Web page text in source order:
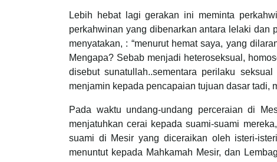
Lebih hebat lagi gerakan ini meminta
perkahwinan yang dibenarkan antara lelaki dan
menyatakan, : “menurut hemat saya, yang
Mengapa? Sebab menjadi heteroseksual,
disebut sunatullah..sementara perilaku
menjamin kepada pencapaian tujuan dasar tadi,
Pada waktu undang-undang perceraian di
menjatuhkan cerai kepada suami-suami
suami di Mesir yang diceraikan oleh isteri-
menuntut kepada Mahkamah Mesir, dan